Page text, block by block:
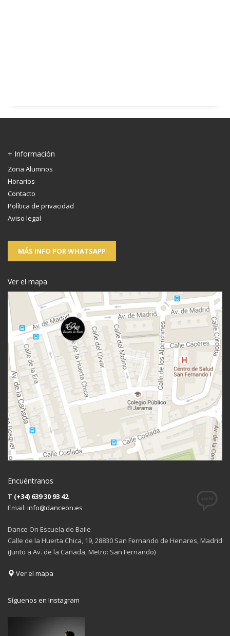
+ Información
Zona Alumnos
Horarios
Contacto
Política de privacidad
Aviso legal
MÁS INFO POR WHATSAPP
Ver el mapa
Encuéntranos
T (+34) 639 30 93 42
Email: info@danceon.es
Dance On Escuela de Baile
Calle de la Huerta Chica, 19, 28830 San Fernando de Henares, Madrid
(Junto a Av. de la Cañada, Metro: San Fernando)
Ver el mapa
Síguenos en Instagram